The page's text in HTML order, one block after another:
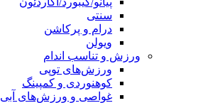
سنتی
درام و پرکاشن
ویولن
ورزش و تناسب اندام
ورزش‌های توپی
کوهنوردی و کمپینگ
غواصی و ورزش‌های آبی